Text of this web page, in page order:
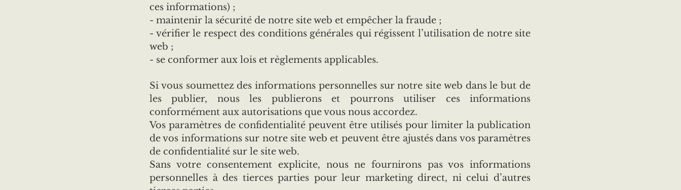
ces informations) ;
- maintenir la sécurité de notre site web et empêcher la fraude ;
- vérifier le respect des conditions générales qui régissent l’utilisation de notre site
web ;
- se conformer aux lois et règlements applicables.
Si vous soumettez des informations personnelles sur notre site web dans le but de
les publier, nous les publierons et pourrons utiliser ces informations
conformément aux autorisations que vous nous accordez.
Vos paramètres de confidentialité peuvent être utilisés pour limiter la publication
de vos informations sur notre site web et peuvent être ajustés dans vos paramètres
de confidentialité sur le site web.
Sans votre consentement explicite, nous ne fournirons pas vos informations
personnelles à des tierces parties pour leur marketing direct, ni celui d’autres